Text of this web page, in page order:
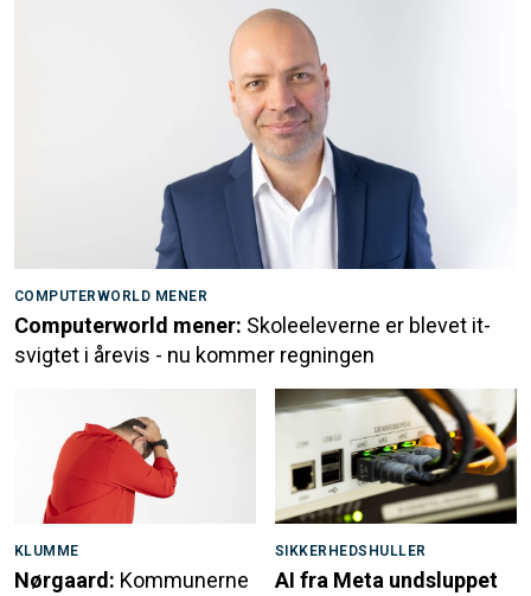
COMPUTERWORLD MENER
Computerworld mener: Skoleeleverne er blevet it-
svigtet i årevis - nu kommer regningen
KLUMME
Nørgaard: Kommunerne
SIKKERHEDSHULLER
AI fra Meta undsluppet